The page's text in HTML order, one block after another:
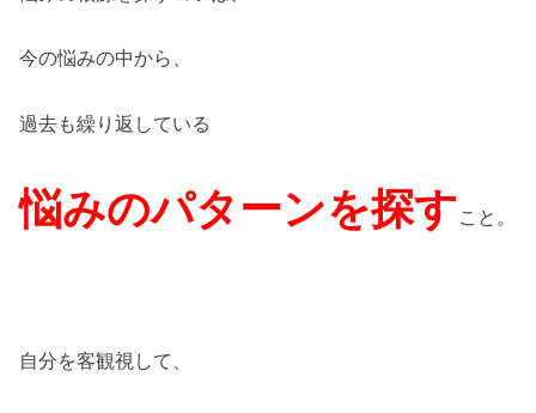
今の悩みの中から、
過去も繰り返している
悩みのパターンを探す こと。
自分を客観視して、